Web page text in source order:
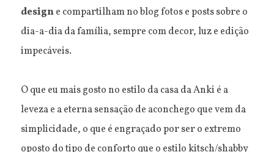
designe compartilham no blog fotos e posts sobre o
dia-a-dia da família, sempre com decor, luz e edição
impecáveis.
O que eu mais gosto no estilo da casa da Anki é a
leveza e a eterna sensação de aconchego que vem da
simplicidade, o que é engraçado por ser o extremo
oposto do tipo de conforto que o estilo kitsch/shabby